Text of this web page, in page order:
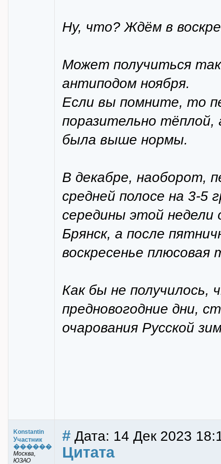
Ну, что? Ждём в
Может получиться
антиподом ноября.
Если вы помните, то
поразительно
была выше нормы.
В декабре, наоборот,
средней полосе на 3-5
середины этой
Брянск, а после
воскресенье
Как бы не получилось,
предновогодние дни,
очарования Русской
Konstantin
Участник
������
Москва,
ЮЗАО
# Дата: 14 Дек 2023
Цитата